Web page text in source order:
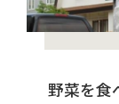
野菜を食